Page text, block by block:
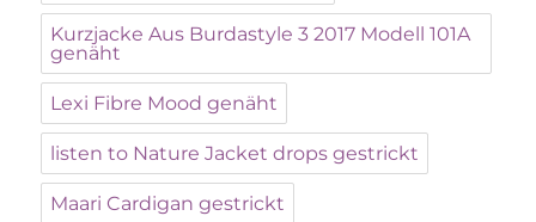
Kurzjacke Aus Burdastyle 3 2017 Modell 101A
genäht
Lexi Fibre Mood genäht
listen to Nature Jacket drops gestrickt
Maari Cardigan gestrickt